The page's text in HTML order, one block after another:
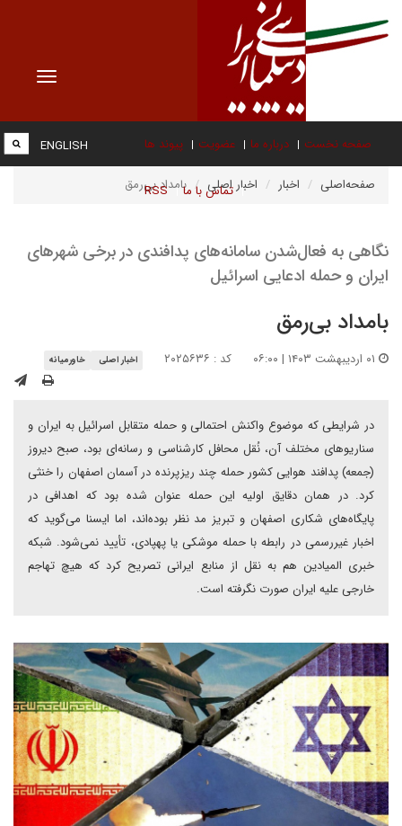
Toggle
صفحه نخست درباره ما عضویت پیوند ها
تماس با ما RSS
ENGLISH
صفحه‌اصلی اخبار اخبار اصلی بامداد بی‌رمق
نگاهی به فعال‌شدن سامانه‌های پدافندی در برخی شهرهای
ایران و حمله ادعایی اسرائیل
بامداد بی‌رمق
کد : ۲۰۲۵۶۳۶ اخبار اصلی خاورمیانه
در شرایطی که موضوع واکنش احتمالی و حمله متقابل اسرائیل به ایران و
سناریوهای مختلف آن، نُقل محافل کارشناسی و رسانه‌ای بود، صبح دیروز
(جمعه) پدافند هوایی کشور حمله چند ریزپرنده در آسمان اصفهان را خنثی
کرد. در همان دقایق اولیه این حمله عنوان شده بود که اهدافی در
پایگاه‌های شکاری اصفهان و تبریز مد نظر بوده‌اند، اما ایسنا می‌گوید که
اخبار غیررسمی در رابطه با حمله موشکی یا پهپادی، تأیید نمی‌شود. شبکه
خبری المیادین هم به نقل از منابع ایرانی تصریح کرد که هیچ تهاجم
خارجی علیه ایران صورت نگرفته است.